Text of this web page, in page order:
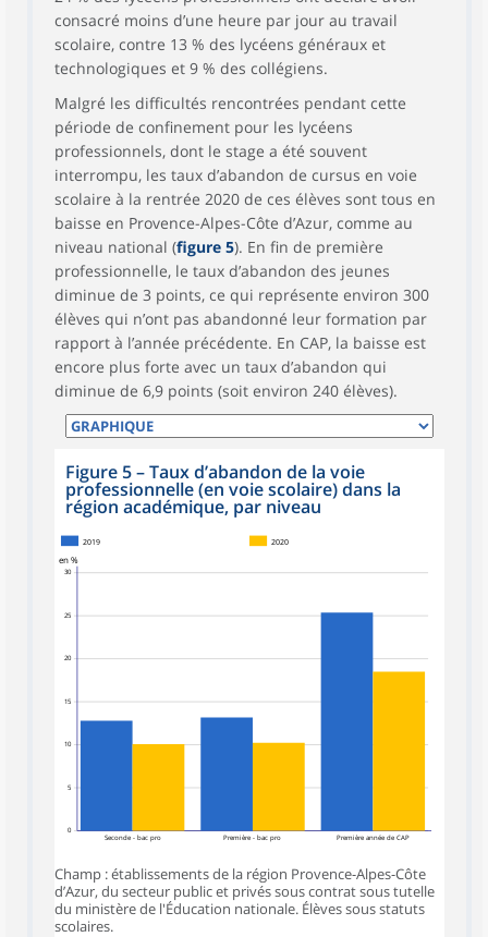
consacré moins d’une heure par jour au travail
scolaire, contre 13 % des lycéens généraux et
technologiques et 9 % des collégiens.
Malgré les difficultés rencontrées pendant cette
période de confinement pour les lycéens
professionnels, dont le stage a été souvent
interrompu, les taux d’abandon de cursus en voie
scolaire à la rentrée 2020 de ces élèves sont tous en
baisse en Provence-Alpes-Côte d’Azur, comme au
niveau national (figure 5). En fin de première
professionnelle, le taux d’abandon des jeunes
diminue de 3 points, ce qui représente environ 300
élèves qui n’ont pas abandonné leur formation par
rapport à l’année précédente. En CAP, la baisse est
encore plus forte avec un taux d’abandon qui
diminue de 6,9 points (soit environ 240 élèves).
Figure 5–Taux d’abandon de la voie
professionnelle (en voie scolaire) dans la
région académique, par niveau
0
5
10
15
20
25
30
en %
Seconde - bac pro Première - bac pro Première année de CAP
2019 2020
Champ : établissements de la région Provence-Alpes-Côte
d’Azur, du secteur public et privés sous contrat sous tutelle
du ministère de l'Éducation nationale. Élèves sous statuts
scolaires.